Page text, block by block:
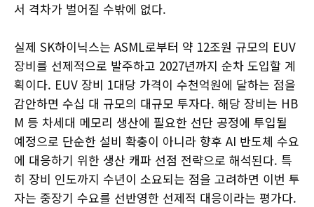
서 격차가 벌어질 수밖에 없다.
실제 SK하이닉스는 ASML로부터 약 12조원 규모의 EUV
장비를 선제적으로 발주하고 2027년까지 순차 도입할 계
획이다. EUV 장비 1대당 가격이 수천억원에 달하는 점을
감안하면 수십 대 규모의 대규모 투자다. 해당 장비는 HB
M 등 차세대 메모리 생산에 필요한 선단 공정에 투입될
예정으로 단순한 설비 확충이 아니라 향후 AI 반도체 수요
에 대응하기 위한 생산 캐파 선점 전략으로 해석된다. 특
히 장비 인도까지 수년이 소요되는 점을 고려하면 이번 투
자는 중장기 수요를 선반영한 선제적 대응이라는 평가다.